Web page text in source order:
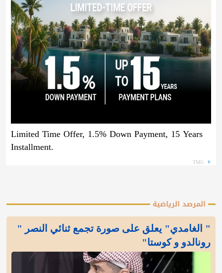
Limited Time Offer, 1.5% Down Payment, 15 Years
Installment.
TMG
المرصد الرياضية
" الغامدي" يعلق على صورة تجمع ثنائي النصر "
رونالدو و كوستا"